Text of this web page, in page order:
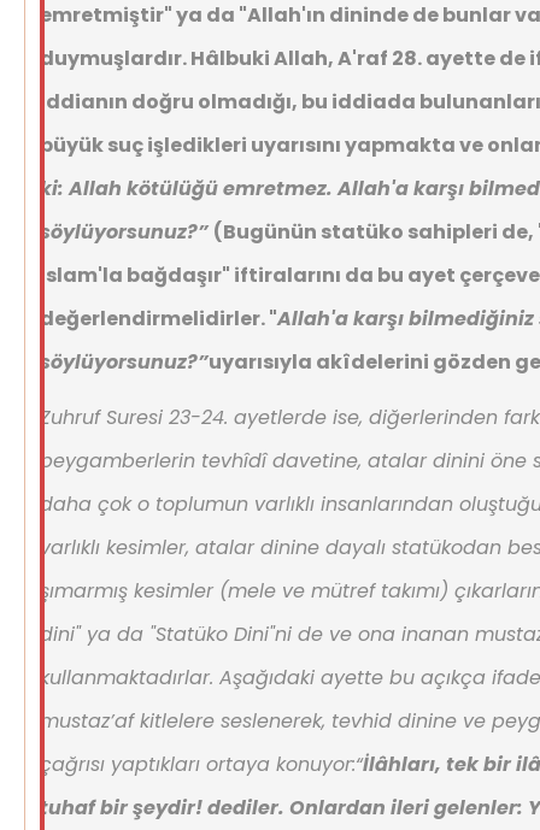
emretmiştir" ya da "Allah'ın dininde de bunlar
duymuşlardır. Hâlbuki Allah, A'raf 28. ayette
iddianın doğru olmadığı, bu iddiada
büyük suç işledikleri uyarısını yapmakta ve
ki: Allah kötülüğü emretmez. Allah'a karşı
söylüyorsunuz?” (Bugünün statüko sahipleri
İslam'la bağdaşır" iftiralarını da bu ayet
değerlendirmelidirler. "Allah'a karşı
söylüyorsunuz?”uyarısıyla akîdelerini gözden
Zuhruf Suresi 23-24. ayetlerde ise, diğerlerinden
peygamberlerin tevhîdî davetine, atalar dinini öne
daha çok o toplumun varlıklı insanlarından
varlıklı kesimler, atalar dinine dayalı statükodan
şımarmış kesimler (mele ve mütref takımı)
dini" ya da "Statüko Dini"ni de ve ona inanan
kullanmaktadırlar. Aşağıdaki ayette bu açıkça
mustaz’af kitlelere seslenerek, tevhid dinine ve
çağrısı yaptıkları ortaya konuyor:“İlâhları, tek bir
tuhaf bir şeydir! dediler. Onlardan ileri gelenler: